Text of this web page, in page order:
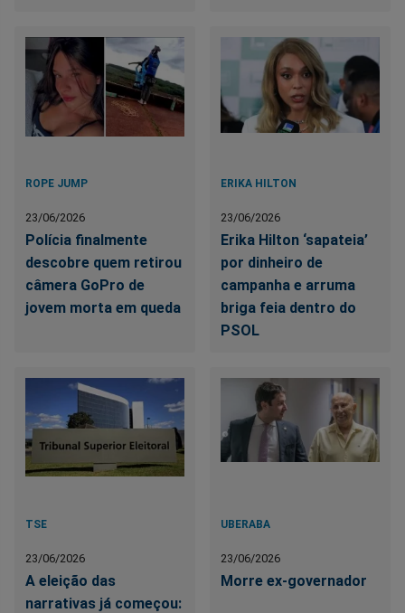
ROPE JUMP
23/06/2026
Polícia finalmente
descobre quem retirou
câmera GoPro de
jovem morta em queda
ERIKA HILTON
23/06/2026
Erika Hilton ‘sapateia’
por dinheiro de
campanha e arruma
briga feia dentro do
PSOL
TSE
23/06/2026
A eleição das
narrativas já começou:
UBERABA
23/06/2026
Morre ex-governador